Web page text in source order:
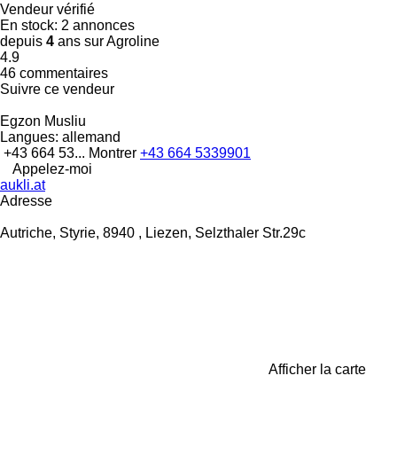
Vendeur vérifié
En stock: 2 annonces
depuis 4 ans sur Agroline
4.9
46 commentaires
Suivre ce vendeur
Egzon Musliu
Langues: allemand
+43 664 53... Montrer +43 664 5339901
Appelez-moi
aukli.at
Adresse
Autriche, Styrie, 8940 , Liezen, Selzthaler Str.29c
Afficher la carte